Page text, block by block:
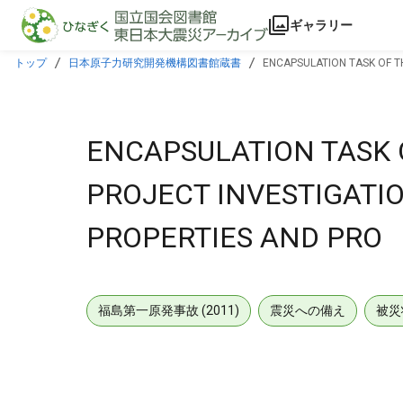
本文に飛ぶ
ギャラリー
トップ 日本原子力研究開発機構図書館蔵書 ENCAPSULATION TASK OF
ENCAPSULATION TASK
PROJECT
PROPERTIES AND PRO
福島第一原発事故 (2011) 震災への備え 被災